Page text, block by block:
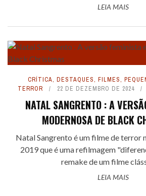
LEIA MAIS
CRÍTICA, DESTAQUES, FILMES,
TERROR
22 DE DEZEMBRO DE 2024
NATAL SANGRENTO : A
MODERNOSA DE BLACK
Natal Sangrento é um filme de terror
2019 que é uma refilmagem
remake de um filme
LEIA MAIS